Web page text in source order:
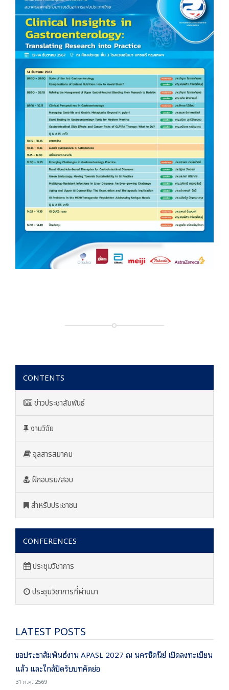
CONTENTS
ข่าวประชาสัมพันธ์
งานวิจัย
จุลสารสมาคม
ฝึกอบรม/สอบ
สำหรับประชาชน
CONFERENCES
ประชุมวิชาการ
ประชุมวิชาการที่ผ่านมา
LATEST POSTS
ขอประชาสัมพันธ์งาน APASL 2027 ณ นครซิดนีย์ เปิดลงทะเบียน
แล้ว และใกล้ปิดรับบทคัดย่อ
31 ก.ค. 2569